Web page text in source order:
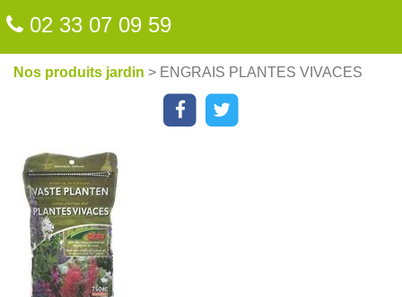
02 33 07 09 59
Nos produits jardin > ENGRAIS PLANTES VIVACES